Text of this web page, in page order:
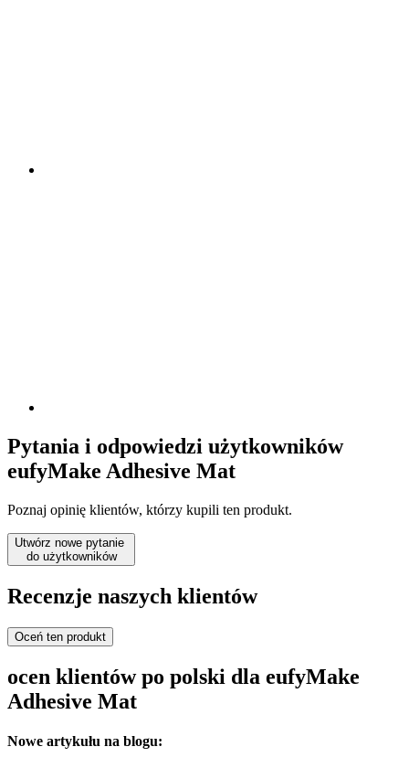
Pytania i odpowiedzi użytkowników
eufyMake Adhesive Mat
Poznaj opinię klientów, którzy kupili ten produkt.
Utwórz nowe pytanie
do użytkowników
Recenzje naszych klientów
Oceń ten produkt
ocen klientów po polski dla eufyMake
Adhesive Mat
Nowe artykułu na blogu: